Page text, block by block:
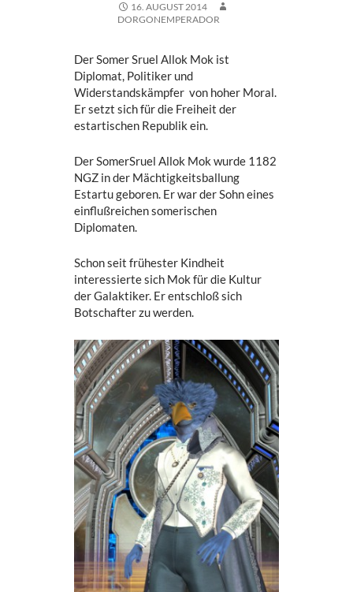
16. AUGUST 2014
DORGONEMPERADOR
Der Somer Sruel Allok Mok ist
Diplomat, Politiker und
Widerstandskämpfer von hoher Moral.
Er setzt sich für die Freiheit der
estartischen Republik ein.
Der SomerSruel Allok Mok wurde 1182
NGZ in der Mächtigkeitsballung
Estartu geboren. Er war der Sohn eines
einflußreichen somerischen
Diplomaten.
Schon seit frühester Kindheit
interessierte sich Mok für die Kultur
der Galaktiker. Er entschloß sich
Botschafter zu werden.